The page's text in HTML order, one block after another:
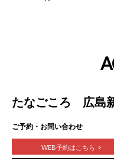
たなごころ 広島
ご予約・お問い合わせ
WEB予約はこちら